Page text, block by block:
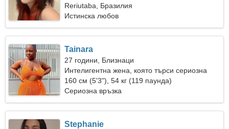
Reriutaba, Бразилия
Истинска любов
Tainara
27 години, Близнаци
Интелигентна жена, която търси сериозна
връзка
160 см (5'3"), 54 кг (119 паунда)
Сериозна връзка
Stephanie